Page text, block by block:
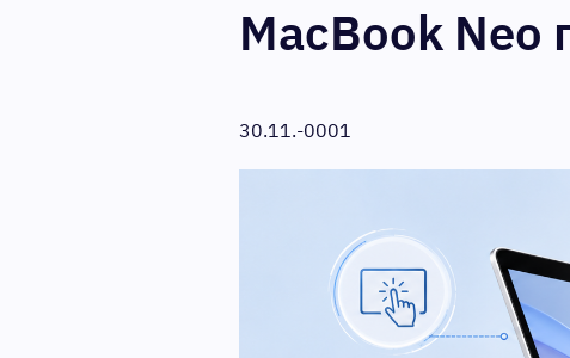
MacBook Neo
30.11.-0001